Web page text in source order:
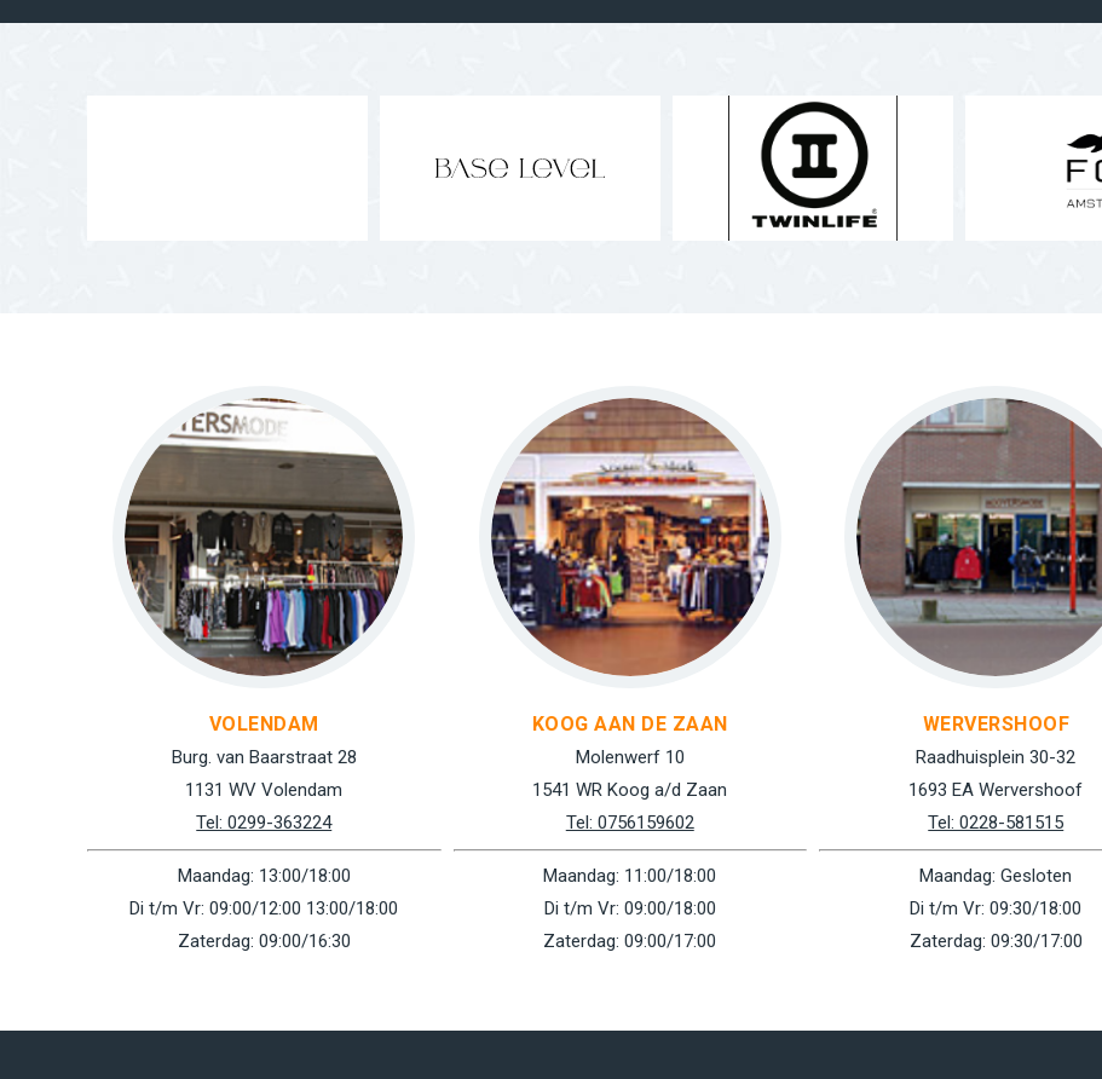
VOLENDAM
Burg. van Baarstraat 28
1131 WV Volendam
Tel: 0299-363224
Maandag: 13:00/18:00
Di t/m Vr: 09:00/12:00 13:00/18:00
Zaterdag: 09:00/16:30
KOOG AAN DE ZAAN
Molenwerf 10
1541 WR Koog a/d Zaan
Tel: 0756159602
Maandag: 11:00/18:00
Di t/m Vr: 09:00/18:00
Zaterdag: 09:00/17:00
WERVERSHOOF
Raadhuisplein 30-32
1693 EA Wervershoof
Tel: 0228-581515
Maandag: Gesloten
Di t/m Vr: 09:30/18:00
Zaterdag: 09:30/17:00